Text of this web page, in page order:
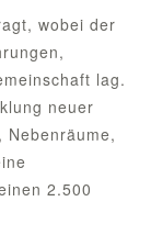
wobei der
lag.
neuer
Nebenräume,
2.500